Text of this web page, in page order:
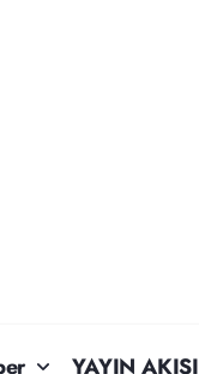
YAYIN AKIŞI